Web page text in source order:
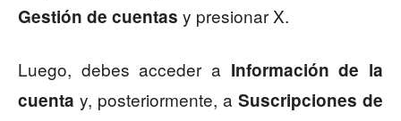
Gestión de cuentas y presionar X.
Luego, debes acceder a Información de la
cuenta y, posteriormente, a Suscripciones de